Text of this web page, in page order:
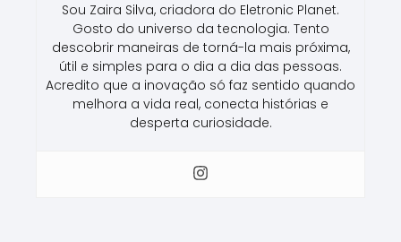
Sou Zaira Silva, criadora do Eletronic Planet.
Gosto do universo da tecnologia. Tento
descobrir maneiras de torná-la mais próxima,
útil e simples para o dia a dia das pessoas.
Acredito que a inovação só faz sentido quando
melhora a vida real, conecta histórias e
desperta curiosidade.